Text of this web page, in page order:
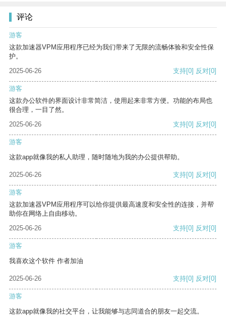
评论
游客
这款加速器VPM应用程序已经为我们带来了无限的流畅体验和安全性保
护。
2025-06-26
支持[0] 反对[0]
游客
这款办公软件的界面设计非常简洁，使用起来非常方便。功能的布局也
很合理，一目了然。
2025-06-26
支持[0] 反对[0]
游客
这款app就像我的私人助理，随时随地为我的办公提供帮助。
2025-06-26 支持[0] 反对[0]
游客
这款加速器VPM应用程序可以给你提供最高速度和安全性的连接，并帮
助你在网络上自由移动。
2025-06-26
支持[0] 反对[0]
游客
我喜欢这个软件 作者加油
2025-06-26 支持[0] 反对[0]
游客
这款app就像我的社交平台，让我能够与志同道合的朋友一起交流。